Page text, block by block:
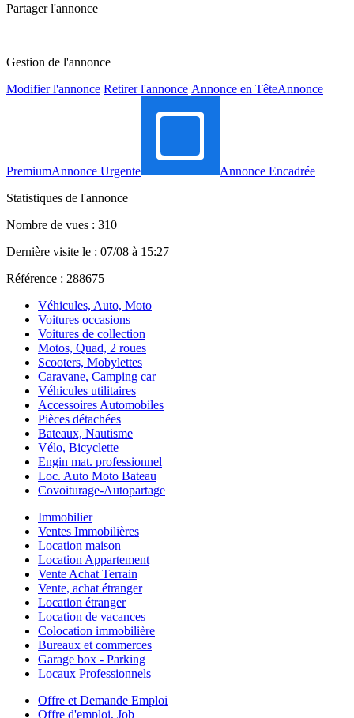
Partager l'annonce
Gestion de l'annonce
Modifier l'annonce Retirer l'annonce Annonce en TêteAnnonce
PremiumAnnonce Urgente
Annonce Encadrée
Statistiques de l'annonce
Nombre de vues : 310
Dernière visite le : 07/08 à 15:27
Référence : 288675
Véhicules, Auto, Moto
Voitures occasions
Voitures de collection
Motos, Quad, 2 roues
Scooters, Mobylettes
Caravane, Camping car
Véhicules utilitaires
Accessoires Automobiles
Pièces détachées
Bateaux, Nautisme
Vélo, Bicyclette
Engin mat. professionnel
Loc. Auto Moto Bateau
Covoiturage-Autopartage
Immobilier
Ventes Immobilières
Location maison
Location Appartement
Vente Achat Terrain
Vente, achat étranger
Location étranger
Location de vacances
Colocation immobilière
Bureaux et commerces
Garage box - Parking
Locaux Professionnels
Offre et Demande Emploi
Offre d'emploi, Job